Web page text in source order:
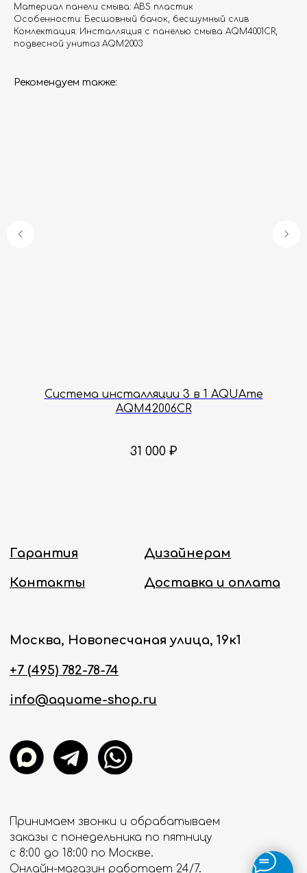
Материал панели смыва: ABS пластик
Особенности: Бесшовный бачок, бесшумный слив
Комлектация: Инсталляция с панелью смыва AQM4001CR,
подвесной унитаз AQM2003
Рекомендуем также:
Система инсталляции 3 в 1 AQUAme
AQM42006CR
31 000 ₽